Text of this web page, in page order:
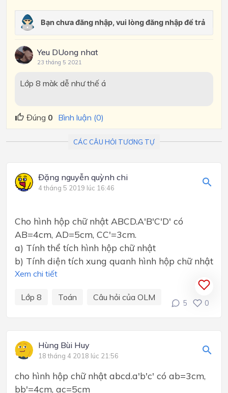
Yeu DUong nhat
23 tháng 5 2021
Lớp 8 màk dễ như thế á
Đúng 0 Bình luận (0)
CÁC CÂU HỎI TƯƠNG TỰ
Đặng nguyễn quỳnh chi
4 tháng 5 2019 lúc 16:46
Cho hình hộp chữ nhật ABCD.A'B'C'D' có
AB=4cm, AD=5cm, CC'=3cm.
a) Tính thể tích hình hộp chữ nhật
b) Tính diện tích xung quanh hình hộp chữ nhật
Xem chi tiết
Lớp 8 Toán Câu hỏi của OLM
5 0
Hùng Bùi Huy
18 tháng 4 2018 lúc 21:56
cho hình hộp chữ nhật abcd.a'b'c' có ab=3cm,
bb'=4cm, ac=5cm